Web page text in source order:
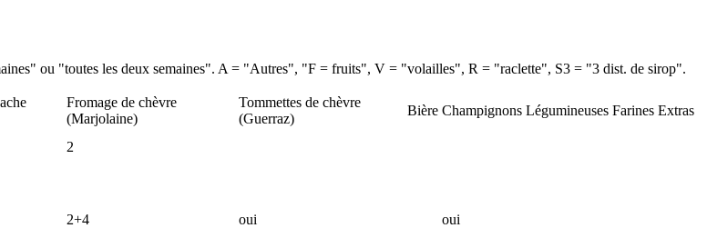
ou "toutes les deux semaines". A = "Autres", "F = fruits", V = "volailles", R = "raclette", S3 = "3 dist. de sirop".
Fromage de chèvre
(Marjolaine)
Tommettes de chèvre
(Guerraz)
Bière Champignons Légumineuses Farines Extras
2
2+4 oui
oui